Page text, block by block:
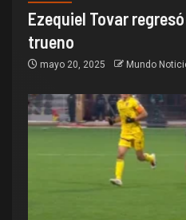
Ezequiel Tovar
trueno
mayo 20, 2025 Mundo